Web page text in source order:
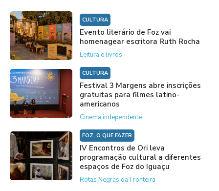
CULTURA
Evento literário de Foz vai
homenagear escritora Ruth Rocha
Leitura e livros
CULTURA
Festival 3 Margens abre inscrições
gratuitas para filmes latino-
americanos
Cinema independente
FOZ, O QUE FAZER
IV Encontros de Ori leva
programação cultural a diferentes
espaços de Foz do Iguaçu
Rotas Negras da Fronteira